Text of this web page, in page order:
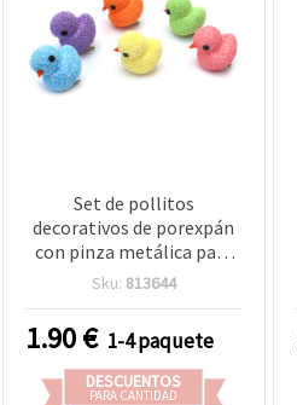
Set de pollitos
decorativos de porexpán
con pinza metálica para
manualidades, 50 x 50
Sku: 813644
1.90€ 1-4 paquete
DESCUENTOS
PARA CANTIDAD